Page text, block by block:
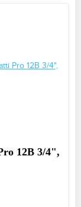
12В 3/4",